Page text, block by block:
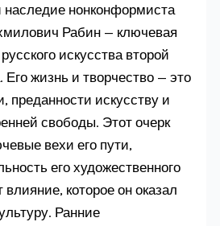
наследие нонконформиста
Рабин — ключевая
искусства второй
Его жизнь и творчество — это
преданности искусству и
свободы. Этот очерк
вехи его пути,
его художественного
которое он оказал
Ранние